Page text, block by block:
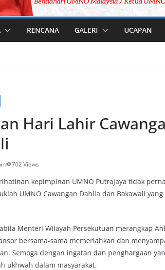
RENCANA GALERI UCAPAN
Hari Lahir
702 Views
kepimpinan UMNO Putrajaya tidak
UMNO Cawangan Dahlia dan Bakawali
Menteri Wilayah Persekutuan merangkap
bersama-sama memeriahkan dan
Semoga dengan ingatan dan penghargaan
ukhwah dalam masyarakat.